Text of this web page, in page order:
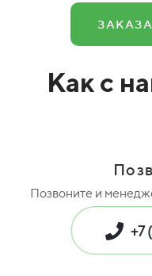
Как с
Позвоните и
+7